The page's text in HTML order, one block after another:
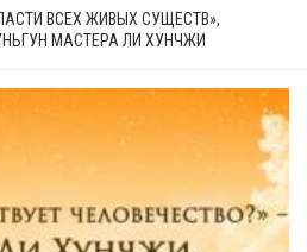
ВСЕХ ЖИВЫХ СУЩЕСТВ»,
МАСТЕРА ЛИ ХУНЧЖИ